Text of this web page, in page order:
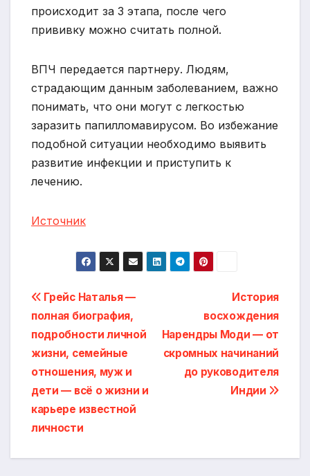
происходит за 3 этапа, после чего
прививку можно считать полной.
ВПЧ передается партнеру. Людям,
страдающим данным заболеванием, важно
понимать, что они могут с легкостью
заразить папилломавирусом. Во избежание
подобной ситуации необходимо выявить
развитие инфекции и приступить к
лечению.
Источник
Навигация
по
записям
История
восхождения
Нарендры Моди — от
скромных начинаний
до руководителя
Индии
Грейс Наталья —
полная биография,
подробности личной
жизни, семейные
отношения, муж и
дети — всё о жизни и
карьере известной
личности